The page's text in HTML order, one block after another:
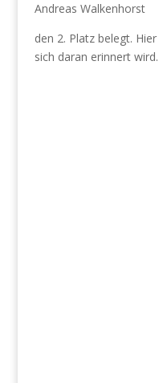
Andreas Walkenhorst
den 2. Platz belegt.
sich daran erinnert wird.